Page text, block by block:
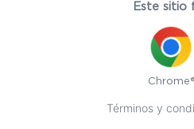
Este sitio
Chrome®
Términos y